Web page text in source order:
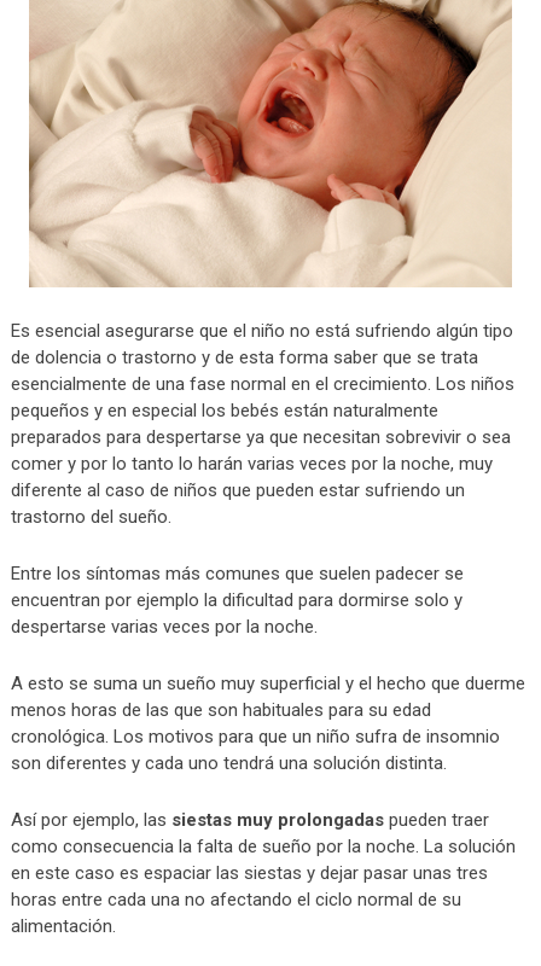
Es esencial asegurarse que el niño no está sufriendo algún tipo
de dolencia o trastorno y de esta forma saber que se trata
esencialmente de una fase normal en el crecimiento. Los niños
pequeños y en especial los bebés están naturalmente
preparados para despertarse ya que necesitan sobrevivir o sea
comer y por lo tanto lo harán varias veces por la noche, muy
diferente al caso de niños que pueden estar sufriendo un
trastorno del sueño.
Entre los síntomas más comunes que suelen padecer se
encuentran por ejemplo la dificultad para dormirse solo y
despertarse varias veces por la noche.
A esto se suma un sueño muy superficial y el hecho que duerme
menos horas de las que son habituales para su edad
cronológica. Los motivos para que un niño sufra de insomnio
son diferentes y cada uno tendrá una solución distinta.
Así por ejemplo, las siestas muy prolongadaspueden traer
como consecuencia la falta de sueño por la noche. La solución
en este caso es espaciar las siestas y dejar pasar unas tres
horas entre cada una no afectando el ciclo normal de su
alimentación.